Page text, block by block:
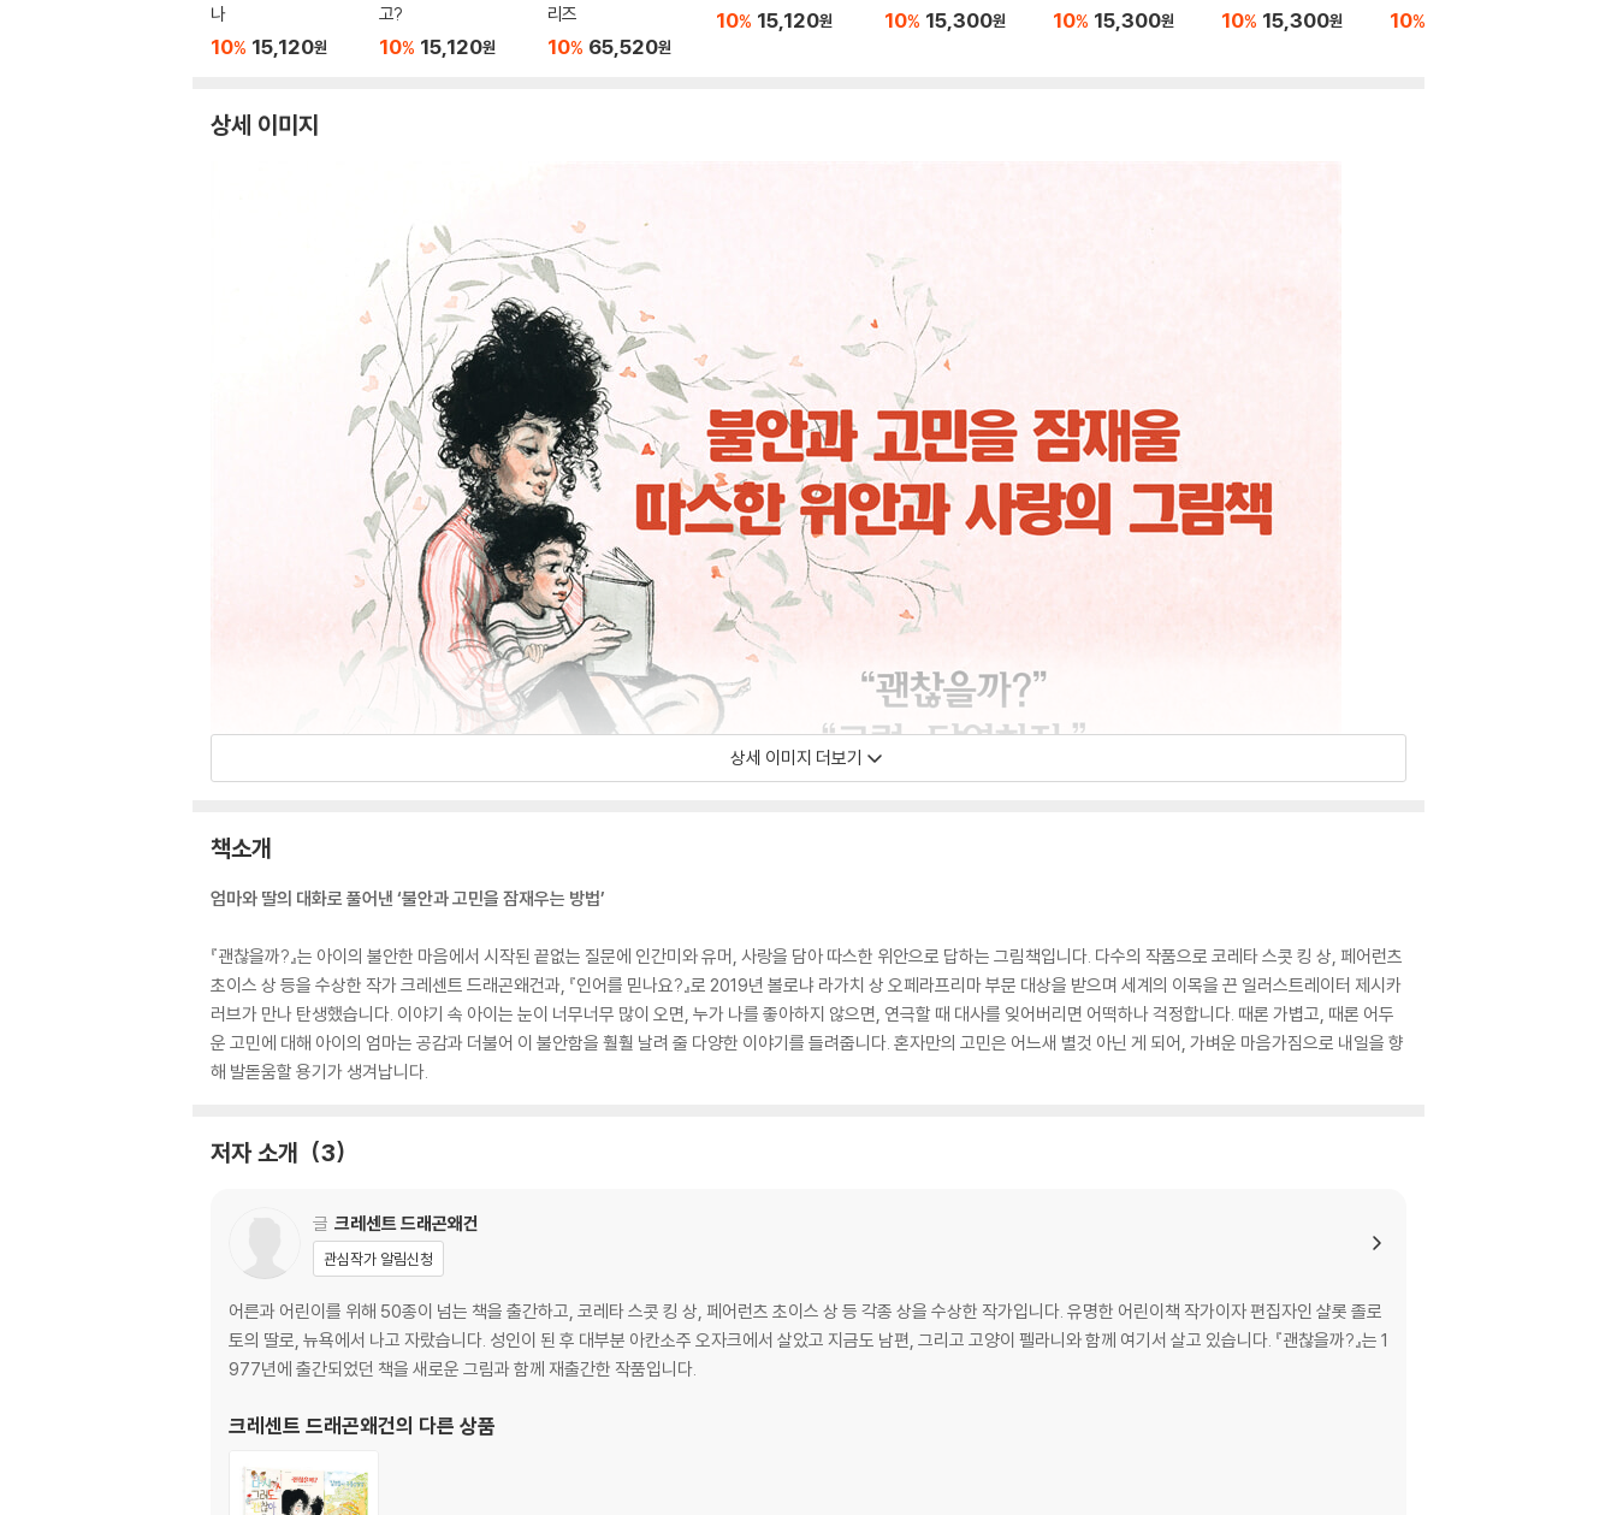
나
10% 15,120원
고?
10% 15,120원
리즈
10% 65,520원
10% 15,120원 10% 15,300원 10% 15,300원 10% 15,300원 10%
상세 이미지
상세 이미지 더보기
책소개
엄마와 딸의 대화로 풀어낸 ‘불안과 고민을 잠재우는 방법’
『괜찮을까?』는 아이의 불안한 마음에서 시작된 끝없는 질문에 인간미와 유머, 사랑을 담아 따스한 위안으로 답하는 그림책입니다. 다수의 작품으로 코레타 스콧 킹 상, 페어런츠
초이스 상 등을 수상한 작가 크레센트 드래곤왜건과, 『인어를 믿나요?』로 2019년 볼로냐 라가치 상 오페라프리마 부문 대상을 받으며 세계의 이목을 끈 일러스트레이터 제시카
러브가 만나 탄생했습니다. 이야기 속 아이는 눈이 너무너무 많이 오면, 누가 나를 좋아하지 않으면, 연극할 때 대사를 잊어버리면 어떡하나 걱정합니다. 때론 가볍고, 때론 어두
운 고민에 대해 아이의 엄마는 공감과 더불어 이 불안함을 훨훨 날려 줄 다양한 이야기를 들려줍니다. 혼자만의 고민은 어느새 별것 아닌 게 되어, 가벼운 마음가짐으로 내일을 향
해 발돋움할 용기가 생겨납니다.
저자 소개 3
글 크레센트 드래곤왜건
관심작가 알림신청
어른과 어린이를 위해 50종이 넘는 책을 출간하고, 코레타 스콧 킹 상, 페어런츠 초이스 상 등 각종 상을 수상한 작가입니다. 유명한 어린이책 작가이자 편집자인 샬롯 졸로
토의 딸로, 뉴욕에서 나고 자랐습니다. 성인이 된 후 대부분 아칸소주 오자크에서 살았고 지금도 남편, 그리고 고양이 펠라니와 함께 여기서 살고 있습니다. 『괜찮을까?』는 1
977년에 출간되었던 책을 새로운 그림과 함께 재출간한 작품입니다.
크레센트 드래곤왜건의 다른 상품